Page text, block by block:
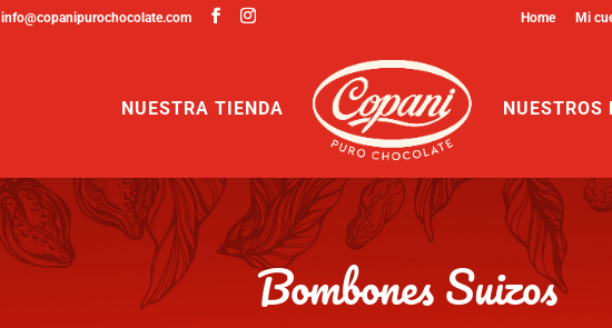
info@copanipurochocolate.com Home Mi
NUESTRA TIENDA NUESTROS
Bombones Suizos